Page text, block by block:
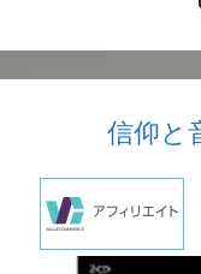
信仰と